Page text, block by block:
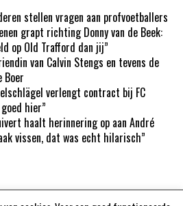
stellen vragen aan profvoetballers
grapt richting Donny van de Beek:
op Old Trafford dan jij”
van Calvin Stengs en tevens de
Boer
verlengt contract bij FC
hier”
haalt herinnering op aan André
vissen, dat was echt hilarisch”